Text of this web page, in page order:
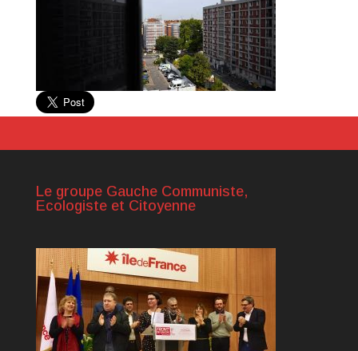
Le groupe Gauche Communiste,
Ecologiste et Citoyenne